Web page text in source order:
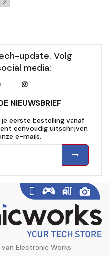
update. Volg
media:
NIEUWSBRIEF
eerste bestelling vanaf
eenvoudig uitschrijven
e-mails.
van Electronic Works